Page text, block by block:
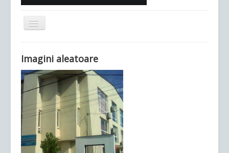
Comută
navigarea
Ultimele articole: Vi, 04.11.2022 -
Județean Mehedinți
Imagini aleatoare